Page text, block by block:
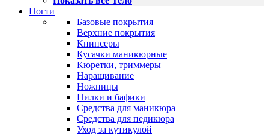
Ногти
Базовые покрытия
Верхние покрытия
Книпсеры
Кусачки маникюрные
Кюретки, триммеры
Наращивание
Ножницы
Пилки и бафики
Средства для маникюра
Средства для педикюра
Уход за кутикулой